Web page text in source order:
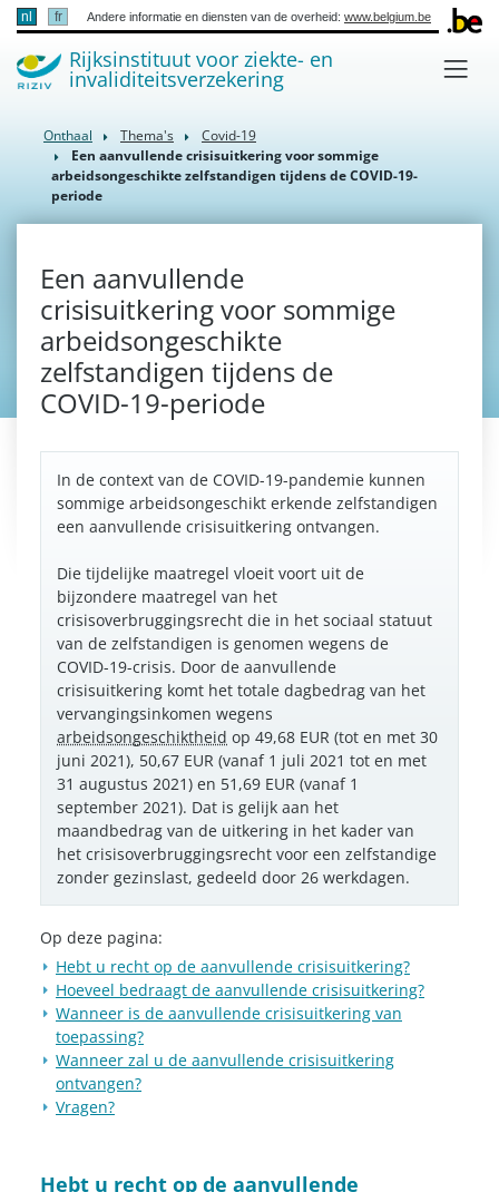
nl fr Andere informatie en diensten van de overheid: www.belgium.be
Rijksinstituut voor ziekte- en
invaliditeitsverzekering
Onthaal Thema's
Covid-19
Een aanvullende crisisuitkering voor sommige
arbeidsongeschikte zelfstandigen tijdens de COVID-19-
periode
Een aanvullende
crisisuitkering voor sommige
arbeidsongeschikte
zelfstandigen tijdens de
COVID-19-periode
In de context van de COVID-19-pandemie kunnen
sommige arbeidsongeschikt erkende zelfstandigen
een aanvullende crisisuitkering ontvangen.
Die tijdelijke maatregel vloeit voort uit de
bijzondere maatregel van het
crisisoverbruggingsrecht die in het sociaal statuut
van de zelfstandigen is genomen wegens de
COVID-19-crisis. Door de aanvullende
crisisuitkering komt het totale dagbedrag van het
vervangingsinkomen wegens
arbeidsongeschiktheid op 49,68 EUR (tot en met 30
juni 2021), 50,67 EUR (vanaf 1 juli 2021 tot en met
31 augustus 2021) en 51,69 EUR (vanaf 1
september 2021). Dat is gelijk aan het
maandbedrag van de uitkering in het kader van
het crisisoverbruggingsrecht voor een zelfstandige
zonder gezinslast, gedeeld door 26 werkdagen.
Op deze pagina:
Hebt u recht op de aanvullende crisisuitkering?
Hoeveel bedraagt de aanvullende crisisuitkering?
Wanneer is de aanvullende crisisuitkering van
toepassing?
Wanneer zal u de aanvullende crisisuitkering
ontvangen?
Vragen?
Hebt u recht op de aanvullende